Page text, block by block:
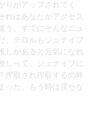
りがアップされてく
れはあなたがアクセス
う。すでにそんなニュ
。テロルもジュナイブ
しがあると元気になれ
しって。ジュナイブに
搾取され搾取するの終
った。もう時は戻せな